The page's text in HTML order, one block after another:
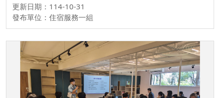
更新日期：114-10-31
發布單位：住宿服務一組